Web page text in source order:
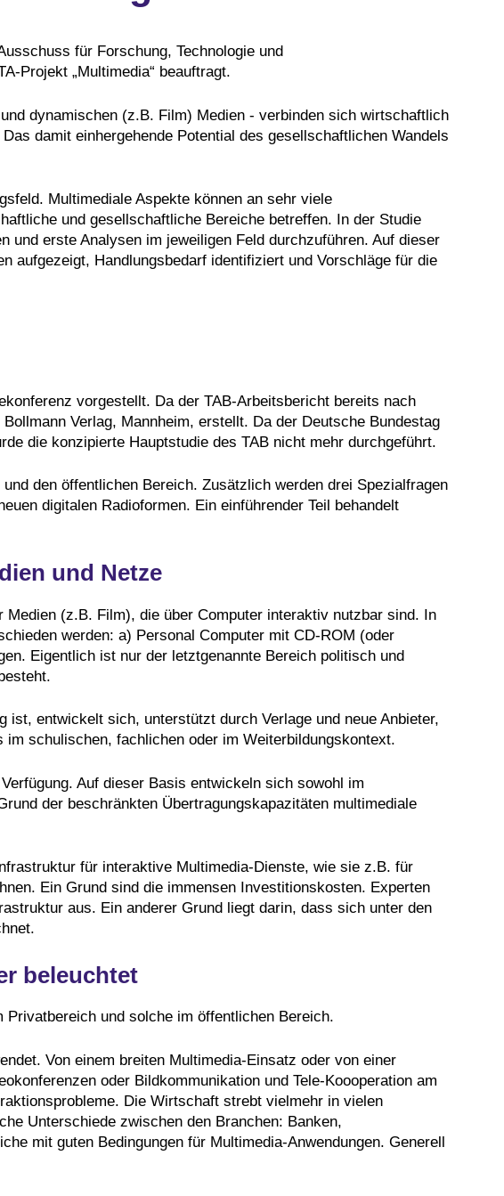
für Forschung, Technologie und
Projekt „Multimedia“ beauftragt.
dynamischen (z.B. Film) Medien - verbinden sich wirtschaftlich
damit einhergehende Potential des gesellschaftlichen Wandels
Multimediale Aspekte können an sehr viele
und gesellschaftliche Bereiche betreffen. In der Studie
und erste Analysen im jeweiligen Feld durchzuführen. Auf dieser
aufgezeigt, Handlungsbedarf identifiziert und Vorschläge für die
vorgestellt. Da der TAB-Arbeitsbericht bereits nach
Verlag, Mannheim, erstellt. Da der Deutsche Bundestag
die konzipierte Hauptstudie des TAB nicht mehr durchgeführt.
den öffentlichen Bereich. Zusätzlich werden drei Spezialfragen
digitalen Radioformen. Ein einführender Teil behandelt
und Netze
(z.B. Film), die über Computer interaktiv nutzbar sind. In
werden: a) Personal Computer mit CD-ROM (oder
Eigentlich ist nur der letztgenannte Bereich politisch und
ist, entwickelt sich, unterstützt durch Verlage und neue Anbieter,
schulischen, fachlichen oder im Weiterbildungskontext.
Auf dieser Basis entwickeln sich sowohl im
der beschränkten Übertragungskapazitäten multimediale
für interaktive Multimedia-Dienste, wie sie z.B. für
Ein Grund sind die immensen Investitionskosten. Experten
aus. Ein anderer Grund liegt darin, dass sich unter den
beleuchtet
Privatbereich und solche im öffentlichen Bereich.
Von einem breiten Multimedia-Einsatz oder von einer
oder Bildkommunikation und Tele-Koooperation am
Die Wirtschaft strebt vielmehr in vielen
Unterschiede zwischen den Branchen: Banken,
mit guten Bedingungen für Multimedia-Anwendungen. Generell